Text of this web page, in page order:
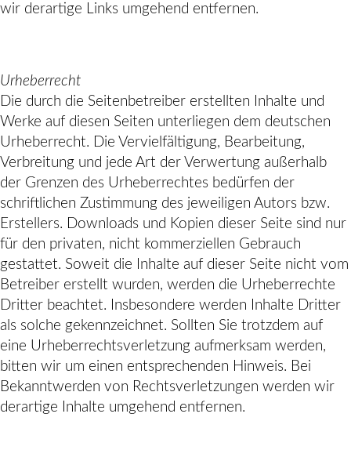
wir derartige Links umgehend entfernen.
Urheberrecht
Die durch die Seitenbetreiber erstellten Inhalte und
Werke auf diesen Seiten unterliegen dem deutschen
Urheberrecht. Die Vervielfältigung, Bearbeitung,
Verbreitung und jede Art der Verwertung außerhalb
der Grenzen des Urheberrechtes bedürfen der
schriftlichen Zustimmung des jeweiligen Autors bzw.
Erstellers. Downloads und Kopien dieser Seite sind nur
für den privaten, nicht kommerziellen Gebrauch
gestattet. Soweit die Inhalte auf dieser Seite nicht vom
Betreiber erstellt wurden, werden die Urheberrechte
Dritter beachtet. Insbesondere werden Inhalte Dritter
als solche gekennzeichnet. Sollten Sie trotzdem auf
eine Urheberrechtsverletzung aufmerksam werden,
bitten wir um einen entsprechenden Hinweis. Bei
Bekanntwerden von Rechtsverletzungen werden wir
derartige Inhalte umgehend entfernen.